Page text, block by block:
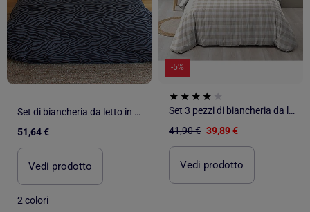
Set di biancheria da letto in cotone zebrato 3 pezzi, copertina e federe
51,64 €
Vedi prodotto
2 colori
-5%
Set 3 pezzi di biancheria da letto in cotone a quadretti, copertina + federe
41,90 € 39,89 €
Vedi prodotto